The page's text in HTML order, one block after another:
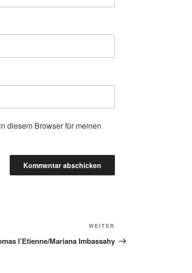
diesem Browser für meinen
Beitrag
WEITER
l’Etienne/Mariana Imbassahy